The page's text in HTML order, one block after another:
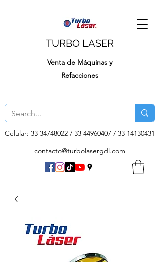
TURBO LASER
Venta de Máquinas y
Refacciones
Celular: 33 34748022 / 33 44960407 / 33 14130431
contacto@turbolasergdl.com